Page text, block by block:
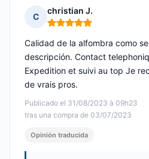
C
christian J.
Nota: 5 de 5
Publicado el 31/08/2023 à 09h23
tras una compra de 03/07/2023
Calidad de la alfombra como
descripción. Contact
Expedition et suivi au top Je
de vrais pros.
Opinión traducida